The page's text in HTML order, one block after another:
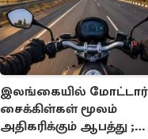
இலங்கையில் மோட்டார்
சைக்கிள்கள் மூலம்
அதிகரிக்கும் ஆபத்து ;